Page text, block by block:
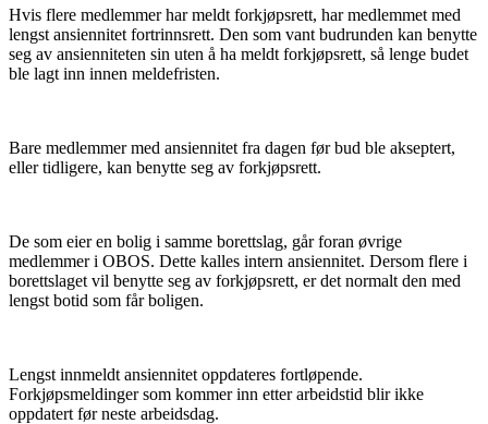
Hvis flere medlemmer har meldt forkjøpsrett, har medlemmet med
lengst ansiennitet fortrinnsrett. Den som vant budrunden kan benytte
seg av ansienniteten sin uten å ha meldt forkjøpsrett, så lenge budet
ble lagt inn innen meldefristen.
Bare medlemmer med ansiennitet fra dagen før bud ble akseptert,
eller tidligere, kan benytte seg av forkjøpsrett.
De som eier en bolig i samme borettslag, går foran øvrige
medlemmer i OBOS. Dette kalles intern ansiennitet. Dersom flere i
borettslaget vil benytte seg av forkjøpsrett, er det normalt den med
lengst botid som får boligen.
Lengst innmeldt ansiennitet oppdateres fortløpende.
Forkjøpsmeldinger som kommer inn etter arbeidstid blir ikke
oppdatert før neste arbeidsdag.